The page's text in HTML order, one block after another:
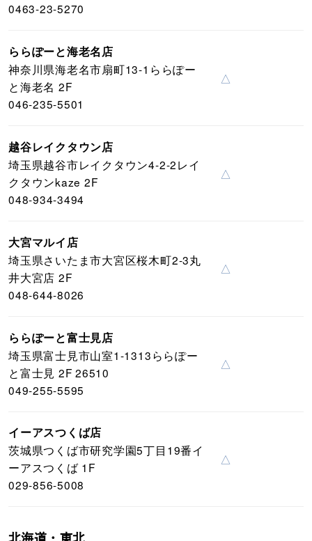
0463-23-5270
ららぽーと海老名店
神奈川県海老名市扇町13-1ららぽー
と海老名 2F
046-235-5501
△
越谷レイクタウン店
埼玉県越谷市レイクタウン4-2-2レイ
クタウンkaze 2F
048-934-3494
△
大宮マルイ店
埼玉県さいたま市大宮区桜木町2-3丸
井大宮店 2F
048-644-8026
△
ららぽーと富士見店
埼玉県富士見市山室1-1313ららぽー
と富士見 2F 26510
049-255-5595
△
イーアスつくば店
茨城県つくば市研究学園5丁目19番イ
ーアスつくば 1F
029-856-5008
△
北海道・東北